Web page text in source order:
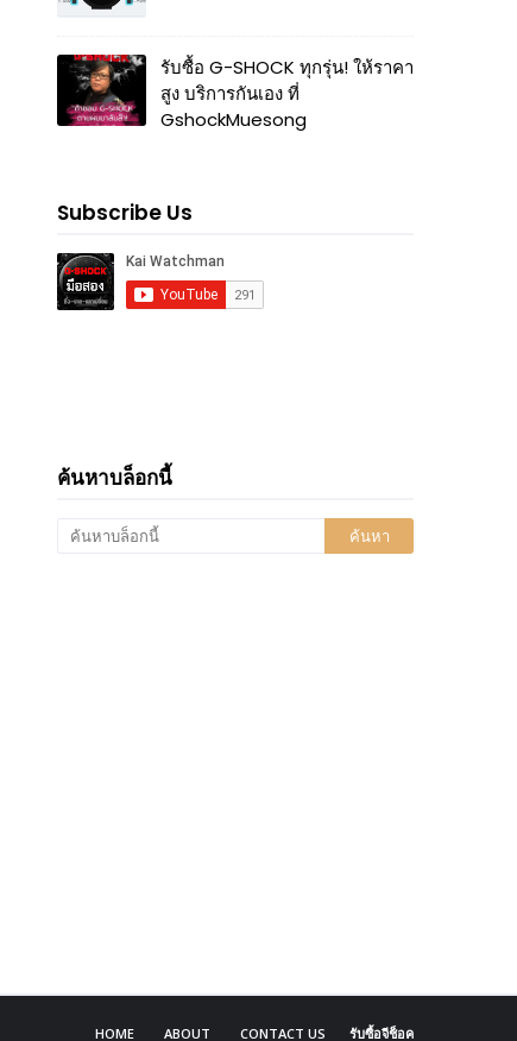
รับซื้อ G-SHOCK ทุกรุ่น! ให้ราคา
สูง บริการกันเอง ที่
GshockMuesong
Subscribe Us
ค้นหาบล็อกนี้
HOME ABOUT CONTACT US รับซื้อจีช็อค